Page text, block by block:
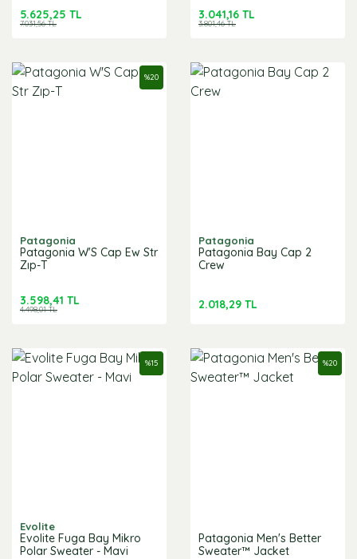
5.625,25 TL
7.031,56 TL
3.041,16 TL
3.801,46 TL
Patagonia
Patagonia W'S Cap Ew Str
Zıp-T
%20
3.598,41 TL
4.498,01 TL
Patagonia
Patagonia Bay Cap 2
Crew
2.018,29 TL
Evolite
Evolite Fuga Bay Mikro
Polar Sweater - Mavi
%15
Patagonia Men's Better
Sweater™ Jacket
%20